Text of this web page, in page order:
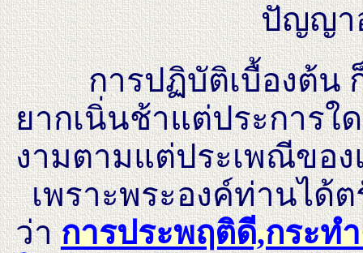
ปัญญา
การปฏิบัติเบื้องต้น ก็
ยากเนิ่นช้าแต่ประการ
งามตามแต่ประเพณีขอ
เพราะพระองค์ท่านได้ต
ว่าการประพฤติดี,กระ